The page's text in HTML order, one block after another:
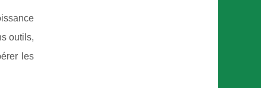
outils,
les